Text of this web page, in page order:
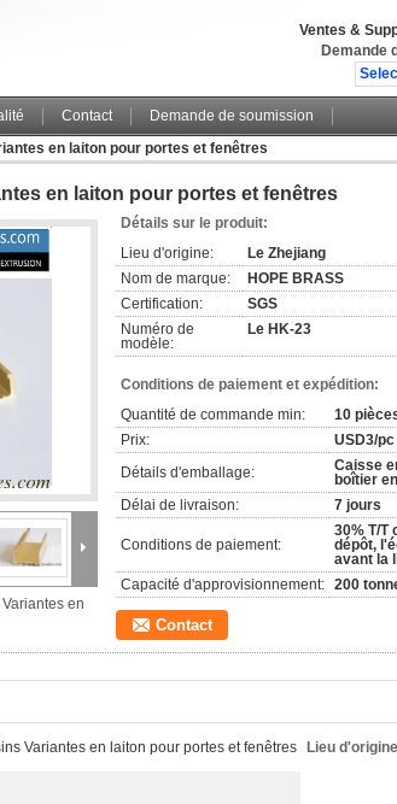
Ventes &
Demande
Contact
Demande de soumission
en laiton pour portes et fenêtres
en laiton pour portes et fenêtres
en
Détails sur le produit:
Lieu d'origine:
Le Zhejiang
Nom de marque:
HOPE BRASS
Certification:
SGS
Numéro de
modèle:
Le HK-23
Conditions de paiement et expédition:
Quantité de commande min:
10
Prix:
USD3/pc
Détails d'emballage:
Caisse
boîtier
Délai de livraison:
7 jours
Conditions de paiement:
30% T/T
dépôt,
avant la
Capacité d'approvisionnement: 200
Contact
Variantes en laiton pour portes et fenêtres Lieu